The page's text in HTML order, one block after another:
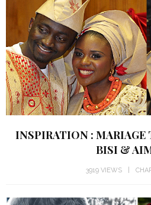
INSPIRATION :
BISI &
3919 VIEWS